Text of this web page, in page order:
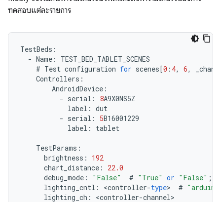
ทดสอบแต่ละรายการ
TestBeds :
- Name :
TEST_BED_TABLET_SCENES
# Test configuration for scenes[0 : 4, 6,
Controllers :
AndroidDevice :
- serial : 8A9X0NS5Z
label : dut
- serial : 5B16001229
label : tablet
TestParams :
brightness :
192
chart_distance :
22.0
debug_mode : "False" # "True" or "False" ;
lighting_cntl : <controller-type> #
lighting_ch : <controller-channel